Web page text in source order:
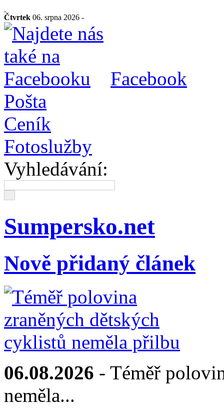
Čtvrtek 06. srpna 2026 -
Facebook
Pošta
Ceník
Fotoslužby
Vyhledávání:
Sumpersko.net
Nově přidaný článek
06.08.2026 - Téměř
neměla...